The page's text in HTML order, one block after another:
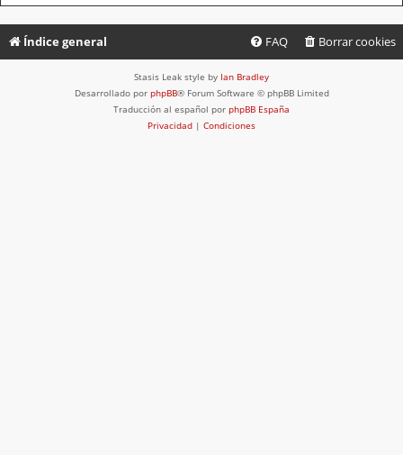
Índice general Borrar cookies
FAQ
Stasis Leak style by Ian Bradley
Desarrollado por phpBB® Forum Software © phpBB Limited
Traducción al español por phpBB España
Privacidad | Condiciones